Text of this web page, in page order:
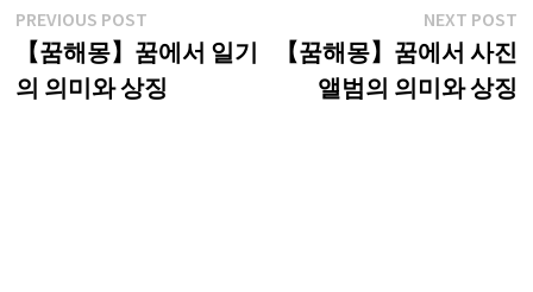
글
탐
색
PREVIOUS POSTPrevious
post:
【꿈해몽】꿈에서 일기
의 의미와 상징
NEXT POST
【꿈해몽】꿈에서 사진
앨범의 의미와 상징